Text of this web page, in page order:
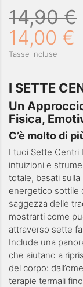
14,90 €
14,00 €
Tasse incluse
I SETTE
Un
Fisica,
C’è molto di
I tuoi Sette
intuizioni e
totale, basati
energetico sottile
saggezza delle
mostrarti come
attraverso sette
Include una
che aiutano a
del corpo:
terapie termali